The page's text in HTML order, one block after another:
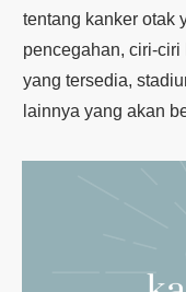
tentang kanker otak
pencegahan, ciri-
yang tersedia,
lainnya yang akan